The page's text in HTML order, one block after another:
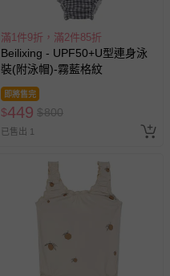
滿1件9折，滿2件85折
Beilixing - UPF50+U型連身泳
裝(附泳帽)-霧藍格紋
即將售完
$449 $800
已售出 1